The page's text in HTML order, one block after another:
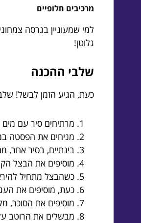
מרכיבים חלופיים
גלוטן!
שלבי ההכנה
כעת, הגיע הזמן לבשל!
מרתיחים סיר עם
מניחים את הפסטה
בינתיים, בסיר אחר,
מוסיפים את הבצל
כשהבצל מתחיל
כעת, מוסיפים את
מוסיפים את הסוכר,
מבשלים את הרוטב על חום נמוך במשך